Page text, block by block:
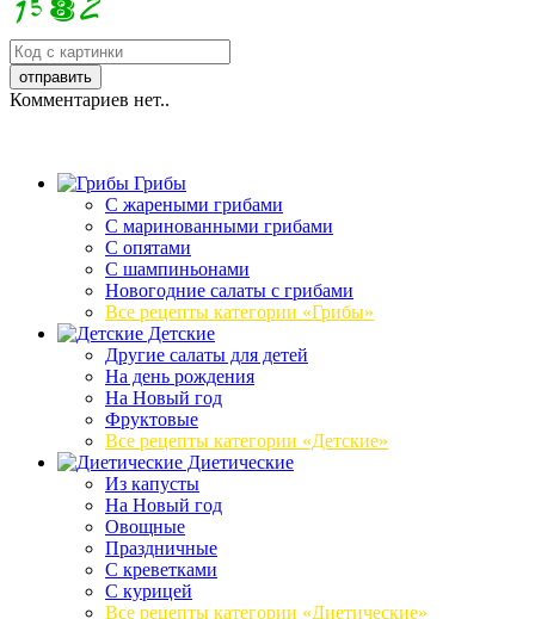
Комментариев нет..
Грибы
C жареными грибами
C маринованными грибами
C опятами
C шампиньонами
Новогодние салаты с грибами
Все рецепты категории «Грибы»
Детские
Другие салаты для детей
На день рождения
На Новый год
Фруктовые
Все рецепты категории «Детские»
Диетические
Из капусты
На Новый год
Овощные
Праздничные
С креветками
С курицей
Все рецепты категории «Диетические»